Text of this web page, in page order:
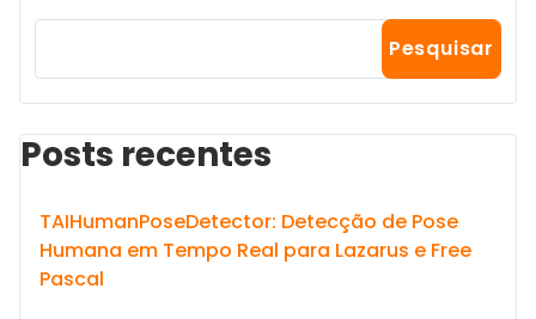
Pesquisar
Posts recentes
TAIHumanPoseDetector: Detecção de Pose
Humana em Tempo Real para Lazarus e Free
Pascal